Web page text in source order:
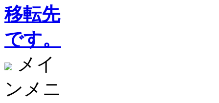
移転先
です。
メイ
ンメニ